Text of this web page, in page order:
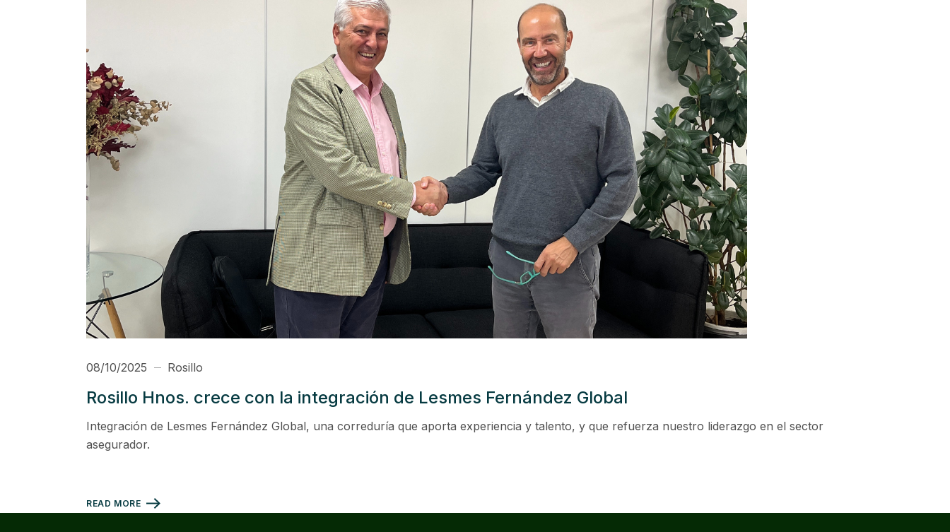
08/10/2025 Rosillo
Rosillo Hnos. crece con la integración de Lesmes Fernández Global
Integración de Lesmes Fernández Global, una correduría que aporta experiencia y talento, y que refuerza nuestro liderazgo en el sector
asegurador.
READ MORE